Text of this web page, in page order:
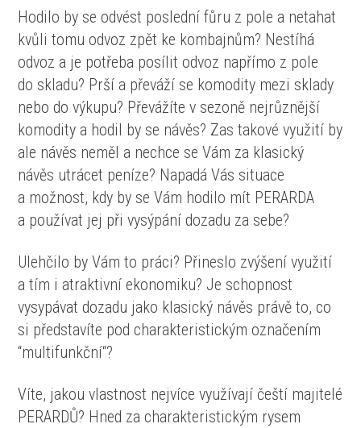
Hodilo by se odvést poslední fůru z pole a netahat
kvůli tomu odvoz zpět ke kombajnům? Nestíhá
odvoz a je potřeba posílit odvoz napřímo z pole
do skladu? Prší a převáží se komodity mezi sklady
nebo do výkupu? Převážíte v sezoně nejrůznější
komodity a hodil by se návěs? Zas takové využití by
ale návěs neměl a nechce se Vám za klasický
návěs utrácet peníze? Napadá Vás situace
a možnost, kdy by se Vám hodilo mít PERARDA
a používat jej při vysýpání dozadu za sebe?
Ulehčilo by Vám to práci? Přineslo zvýšení využití
a tím i atraktivní ekonomiku? Je schopnost
vysypávat dozadu jako klasický návěs právě to, co
si představíte pod charakteristickým označením
“multifunkční“?
Víte, jakou vlastnost nejvíce využívají čeští majitelé
PERARDŮ? Hned za charakteristickým rysem